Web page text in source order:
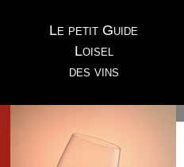
Le petit Guide
Loisel
des vins